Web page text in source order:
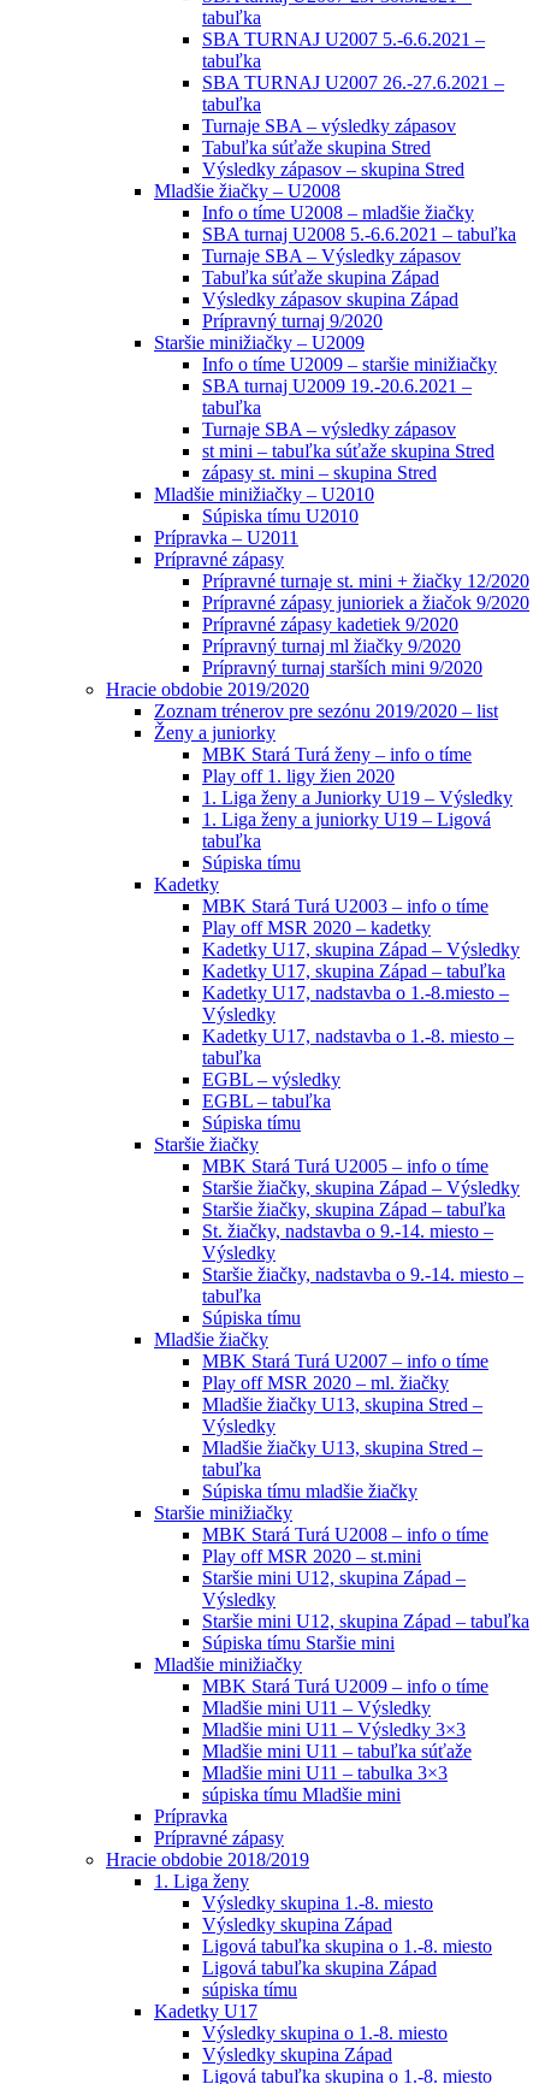
tabuľka
SBA TURNAJ U2007 5.-6.6.2021 –
tabuľka
SBA TURNAJ U2007 26.-27.6.2021 –
tabuľka
Turnaje SBA – výsledky zápasov
Tabuľka súťaže skupina Stred
Výsledky zápasov – skupina Stred
Mladšie žiačky – U2008
Info o tíme U2008 – mladšie žiačky
SBA turnaj U2008 5.-6.6.2021 – tabuľka
Turnaje SBA – Výsledky zápasov
Tabuľka súťaže skupina Západ
Výsledky zápasov skupina Západ
Prípravný turnaj 9/2020
Staršie minižiačky – U2009
Info o tíme U2009 – staršie minižiačky
SBA turnaj U2009 19.-20.6.2021 –
tabuľka
Turnaje SBA – výsledky zápasov
st mini – tabuľka súťaže skupina Stred
zápasy st. mini – skupina Stred
Mladšie minižiačky – U2010
Súpiska tímu U2010
Prípravka – U2011
Prípravné zápasy
Prípravné turnaje st. mini + žiačky 12/2020
Prípravné zápasy junioriek a žiačok 9/2020
Prípravné zápasy kadetiek 9/2020
Prípravný turnaj ml žiačky 9/2020
Prípravný turnaj starších mini 9/2020
Hracie obdobie 2019/2020
Zoznam trénerov pre sezónu 2019/2020 – list
Ženy a juniorky
MBK Stará Turá ženy – info o tíme
Play off 1. ligy žien 2020
1. Liga ženy a Juniorky U19 – Výsledky
1. Liga ženy a juniorky U19 – Ligová
tabuľka
Súpiska tímu
Kadetky
MBK Stará Turá U2003 – info o tíme
Play off MSR 2020 – kadetky
Kadetky U17, skupina Západ – Výsledky
Kadetky U17, skupina Západ – tabuľka
Kadetky U17, nadstavba o 1.-8.miesto –
Výsledky
Kadetky U17, nadstavba o 1.-8. miesto –
tabuľka
EGBL – výsledky
EGBL – tabuľka
Súpiska tímu
Staršie žiačky
MBK Stará Turá U2005 – info o tíme
Staršie žiačky, skupina Západ – Výsledky
Staršie žiačky, skupina Západ – tabuľka
St. žiačky, nadstavba o 9.-14. miesto –
Výsledky
Staršie žiačky, nadstavba o 9.-14. miesto –
tabuľka
Súpiska tímu
Mladšie žiačky
MBK Stará Turá U2007 – info o tíme
Play off MSR 2020 – ml. žiačky
Mladšie žiačky U13, skupina Stred –
Výsledky
Mladšie žiačky U13, skupina Stred –
tabuľka
Súpiska tímu mladšie žiačky
Staršie minižiačky
MBK Stará Turá U2008 – info o tíme
Play off MSR 2020 – st.mini
Staršie mini U12, skupina Západ –
Výsledky
Staršie mini U12, skupina Západ – tabuľka
Súpiska tímu Staršie mini
Mladšie minižiačky
MBK Stará Turá U2009 – info o tíme
Mladšie mini U11 – Výsledky
Mladšie mini U11 – Výsledky 3×3
Mladšie mini U11 – tabuľka súťaže
Mladšie mini U11 – tabulka 3×3
súpiska tímu Mladšie mini
Prípravka
Prípravné zápasy
Hracie obdobie 2018/2019
1. Liga ženy
Výsledky skupina 1.-8. miesto
Výsledky skupina Západ
Ligová tabuľka skupina o 1.-8. miesto
Ligová tabuľka skupina Západ
súpiska tímu
Kadetky U17
Výsledky skupina o 1.-8. miesto
Výsledky skupina Západ
Ligová tabuľka skupina o 1.-8. miesto